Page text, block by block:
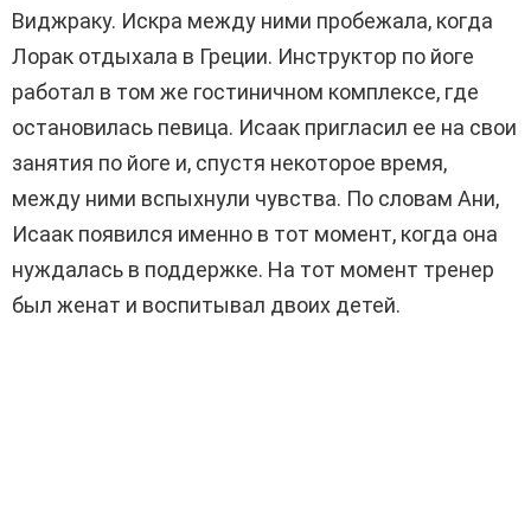
Виджраку. Искра между ними пробежала, когда
Лорак отдыхала в Греции. Инструктор по йоге
работал в том же гостиничном комплексе, где
остановилась певица. Исаак пригласил ее на свои
занятия по йоге и, спустя некоторое время,
между ними вспыхнули чувства. По словам Ани,
Исаак появился именно в тот момент, когда она
нуждалась в поддержке. На тот момент тренер
был женат и воспитывал двоих детей.